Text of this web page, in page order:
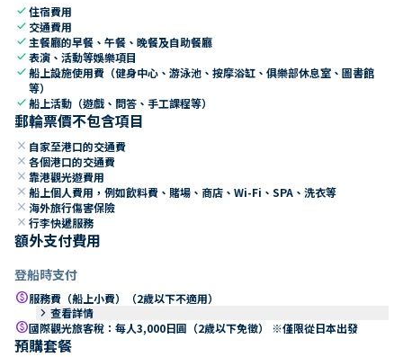
check住宿費用
check 交通費用
check 主餐廳的早餐、午餐、晚餐及自助餐廳
check表演、活動等娛樂項目
check船上設施使用費（健身中心、游泳池、按摩浴缸、俱樂部休息室、圖書館
等）
check船上活動（遊戲、問答、手工課程等）
郵輪票價不包含項目
close 自家至港口的交通費
close 各個港口的交通費
close 靠港觀光遊費用
close 船上個人費用，例如飲料費、賭場、商店、Wi-Fi、SPA、洗衣等
close 海外旅行傷害保險
close 行李快遞服務
額外支付費用
登船時支付
paid服務費（船上小費）（2歲以下不適用）
keyboard_arrow_right 查看詳情
paid國際觀光旅客稅：每人3,000日圓（2歲以下免徵） ※僅限從日本出發
預購套餐